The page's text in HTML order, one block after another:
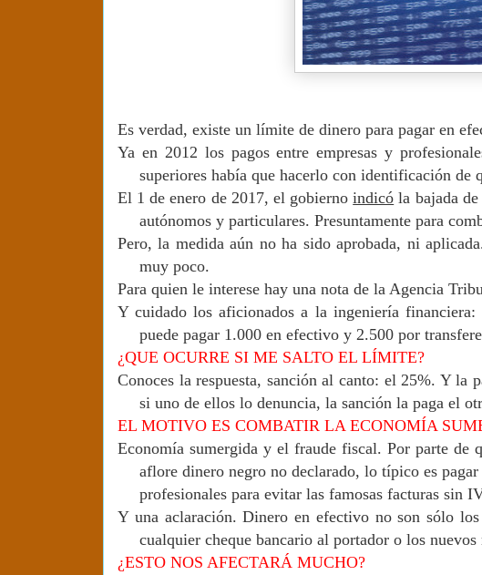
Es verdad, existe un límite de dinero para pagar en
Ya en 2012 los pagos entre empresas y
superiores había que hacerlo con identificación de
El 1 de enero de 2017, el gobiernoindicó la bajada
autónomos y particulares. Presuntamente para
Pero, la medida aún no ha sido aprobada, ni
muy poco.
Para quien le interese hay una nota de la Agencia
Y cuidado los aficionados a la ingeniería
puede pagar 1.000 en efectivo y 2.500 por
¿QUE OCURRE SI ME SALTO EL LÍMITE?
Conoces la respuesta, sanción al canto: el 25%. Y la
si uno de ellos lo denuncia, la sanción la paga el
EL MOTIVO ES COMBATIR LA ECONOMÍA
Economía sumergida y el fraude fiscal. Por parte de
aflore dinero negro no declarado, lo típico es
profesionales para evitar las famosas facturas sin
Y una aclaración. Dinero en efectivo no son sólo
cualquier cheque bancario al portador o los
¿ESTO NOS AFECTARÁ MUCHO?